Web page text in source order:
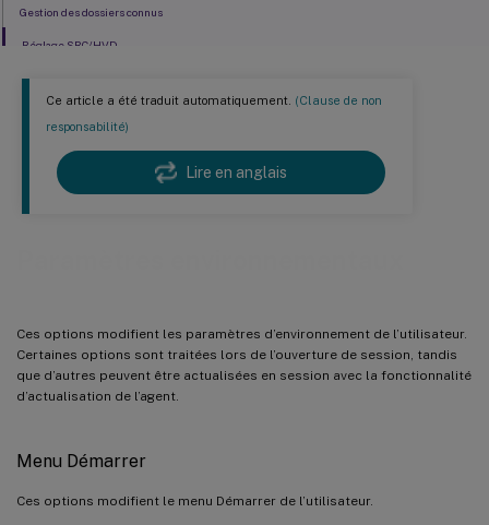
Ce article a été traduit automatiquement. (Clause de non
responsabilité)
Lire en anglais
Ces options modifient les paramètres d’environnement de l’utilisateur.
Certaines options sont traitées lors de l’ouverture de session, tandis
que d’autres peuvent être actualisées en session avec la fonctionnalité
d’actualisation de l’agent.
Menu Démarrer
Ces options modifient le menu Démarrer de l’utilisateur.
Gestion des dossiers connus
Réglage SBC/HVD